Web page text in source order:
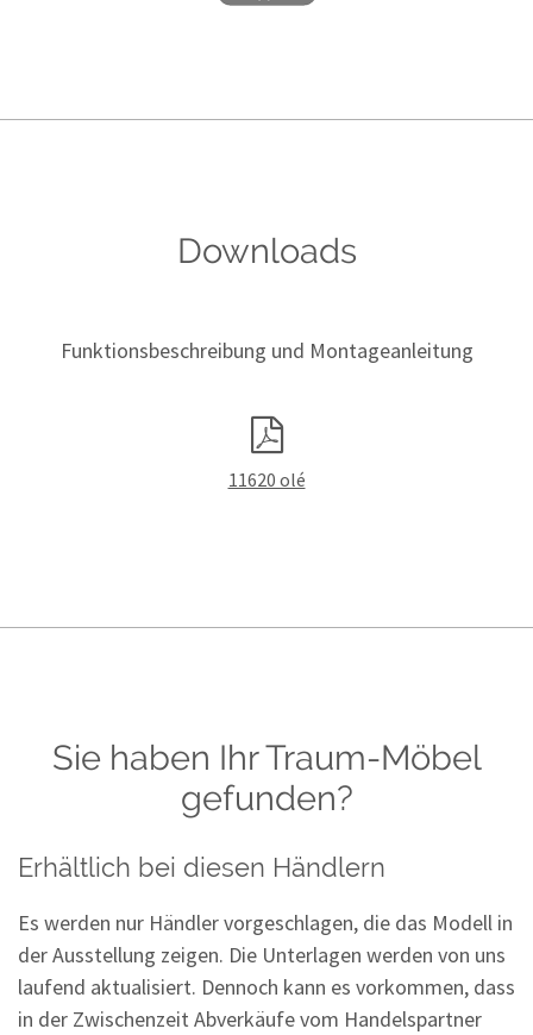
Downloads
Funktionsbeschreibung und Montageanleitung
11620 olé
Sie haben Ihr Traum-Möbel
gefunden?
Erhältlich bei diesen Händlern
Es werden nur Händler vorgeschlagen, die das Modell in
der Ausstellung zeigen. Die Unterlagen werden von uns
laufend aktualisiert. Dennoch kann es vorkommen, dass
in der Zwischenzeit Abverkäufe vom Handelspartner